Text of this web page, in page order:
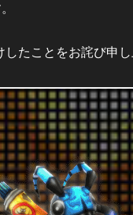
たことをお詫び申